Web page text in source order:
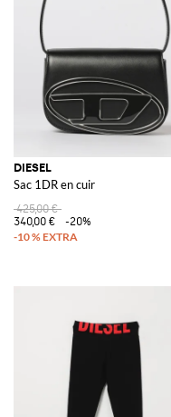
DIESEL
Sac 1DR en cuir
425,00 €
340,00 €
-20%